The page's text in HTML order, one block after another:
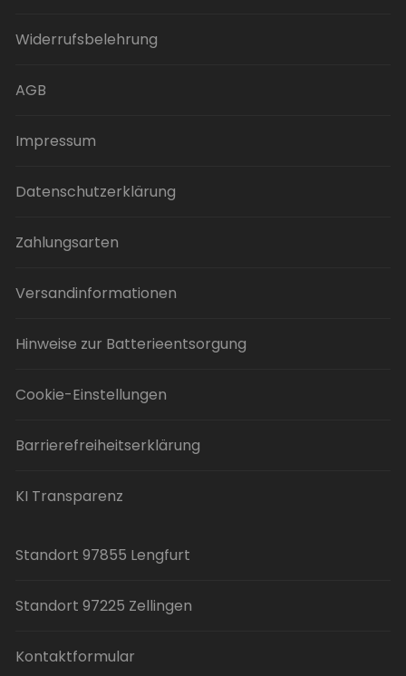
Widerrufsbelehrung
AGB
Impressum
Datenschutzerklärung
Zahlungsarten
Versandinformationen
Hinweise zur Batterieentsorgung
Cookie-Einstellungen
Barrierefreiheitserklärung
KI Transparenz
Standort 97855 Lengfurt
Standort 97225 Zellingen
Kontaktformular